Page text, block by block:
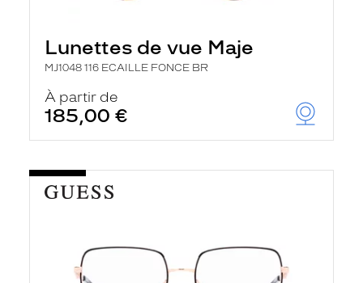
Lunettes de vue Maje
MJ1048 116 ECAILLE FONCE BR
À partir de
185,00 €